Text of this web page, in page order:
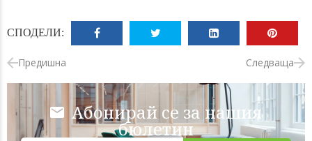
СПОДЕЛИ:
Предишна Следваща
Абонирай се за нашия
бюлетин